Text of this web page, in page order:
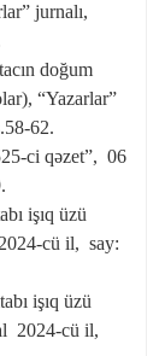
jurnalı,
doğum
“Yazarlar”
62.
ci qəzet”, 06
işıq üzü
cü il, say:
işıq üzü
2024-cü il,